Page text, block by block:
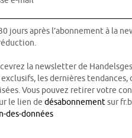
jours après l’abonnement à la
la newsletter de
les dernières
Vous pouvez retirer votre
le lien de désabonnementsur
des-données